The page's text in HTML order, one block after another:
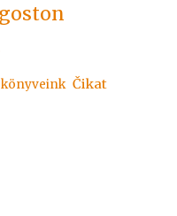
könyveink Čikat